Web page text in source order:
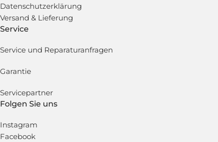
Datenschutzerklärung
Versand & Lieferung
Service
Service und Reparaturanfragen
Garantie
Servicepartner
Folgen Sie uns
Instagram
Facebook